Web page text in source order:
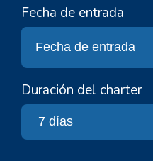
Fecha de entrada
Duración del charter